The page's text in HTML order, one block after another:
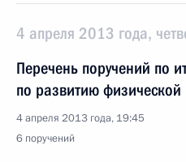
4 апреля 2013 года,
Перечень поручений по
по развитию физической
4 апреля 2013 года, 19:45
6 поручений